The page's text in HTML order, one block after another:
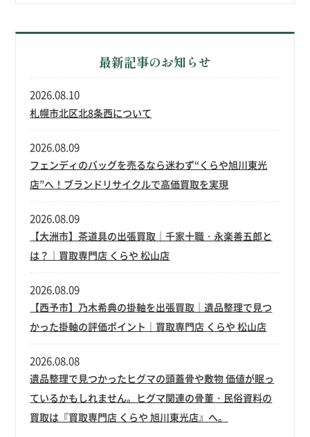
最新記事のお知らせ
札幌市北区北8条西について
2026.08.10
フェンディのバッグを売るなら迷わず“くらや旭川東光
店”へ！ブランドリサイクルで高価買取を実現
2026.08.09
【大洲市】茶道具の出張買取｜千家十職・永楽善五郎と
は？｜買取専門店 くらや 松山店
2026.08.09
【西予市】乃木希典の掛軸を出張買取｜遺品整理で見つ
かった掛軸の評価ポイント｜買取専門店 くらや 松山店
2026.08.09
遺品整理で見つかったヒグマの頭蓋骨や敷物 価値が眠っ
ているかもしれません。ヒグマ関連の骨董・民俗資料の
買取は『買取専門店 くらや 旭川東光店』へ。
2026.08.08